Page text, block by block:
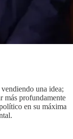
una idea;
más profundamente
en su máxima